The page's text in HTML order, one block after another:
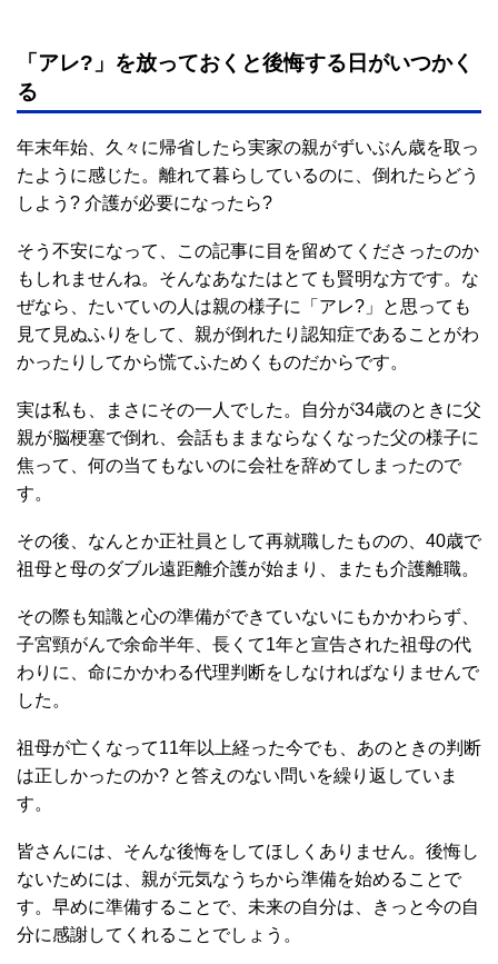
「アレ?」を放っておくと後悔する日がいつかく
る
年末年始、久々に帰省したら実家の親がずいぶん歳を取っ
たように感じた。離れて暮らしているのに、倒れたらどう
しよう? 介護が必要になったら?
そう不安になって、この記事に目を留めてくださったのか
もしれませんね。そんなあなたはとても賢明な方です。な
ぜなら、たいていの人は親の様子に「アレ?」と思っても
見て見ぬふりをして、親が倒れたり認知症であることがわ
かったりしてから慌てふためくものだからです。
実は私も、まさにその一人でした。自分が34歳のときに父
親が脳梗塞で倒れ、会話もままならなくなった父の様子に
焦って、何の当てもないのに会社を辞めてしまったので
す。
その後、なんとか正社員として再就職したものの、40歳で
祖母と母のダブル遠距離介護が始まり、またも介護離職。
その際も知識と心の準備ができていないにもかかわらず、
子宮頸がんで余命半年、長くて1年と宣告された祖母の代
わりに、命にかかわる代理判断をしなければなりませんで
した。
祖母が亡くなって11年以上経った今でも、あのときの判断
は正しかったのか? と答えのない問いを繰り返していま
す。
皆さんには、そんな後悔をしてほしくありません。後悔し
ないためには、親が元気なうちから準備を始めることで
す。早めに準備することで、未来の自分は、きっと今の自
分に感謝してくれることでしょう。